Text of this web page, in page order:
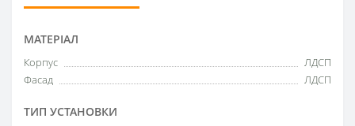
МАТЕРІАЛ
Корпус
ЛДСП
Фасад
ЛДСП
ТИП УСТАНОВКИ